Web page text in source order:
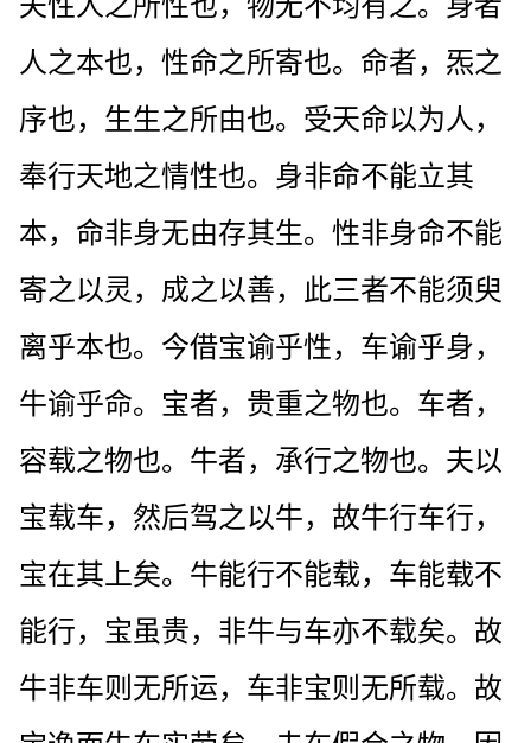
人之本也，性命之所寄也。命者，炁之
序也，生生之所由也。受天命以为人，
奉行天地之情性也。身非命不能立其
本，命非身无由存其生。性非身命不能
寄之以灵，成之以善，此三者不能须臾
离乎本也。今借宝谕乎性，车谕乎身，
牛谕乎命。宝者，贵重之物也。车者，
容载之物也。牛者，承行之物也。夫以
宝载车，然后驾之以牛，故牛行车行，
宝在其上矣。牛能行不能载，车能载不
能行，宝虽贵，非牛与车亦不载矣。故
牛非车则无所运，车非宝则无所载。故